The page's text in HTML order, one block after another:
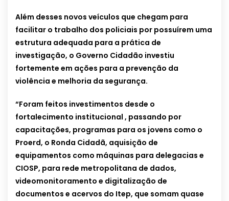
Além desses novos veículos que chegam para
facilitar o trabalho dos policiais por possuírem uma
estrutura adequada para a prática de
investigação, o Governo Cidadão investiu
fortemente em ações para a prevenção da
violência e melhoria da segurança.
“Foram feitos investimentos desde o
fortalecimento institucional , passando por
capacitações, programas para os jovens como o
Proerd, o Ronda Cidadã, aquisição de
equipamentos como máquinas para delegacias e
CIOSP, para rede metropolitana de dados,
videomonitoramento e digitalização de
documentos e acervos do Itep, que somam quase